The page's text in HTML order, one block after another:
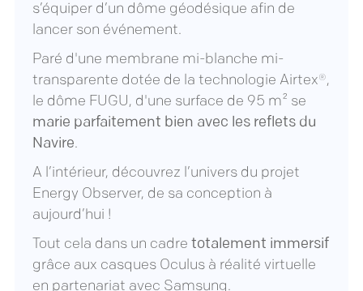
s’équiper d’un dôme géodésique afin de
lancer son événement.
Paré d'une membrane mi-blanche mi-
transparente dotée de la technologie Airtex®,
le dôme FUGU, d'une surface de 95 m² se
marie parfaitement bien avec les reflets du
Navire.
A l’intérieur, découvrez l’univers du projet
Energy Observer, de sa conception à
aujourd’hui !
Tout cela dans un cadretotalement immersif
grâce aux casques Oculus à réalité virtuelle
en partenariat avec Samsung.